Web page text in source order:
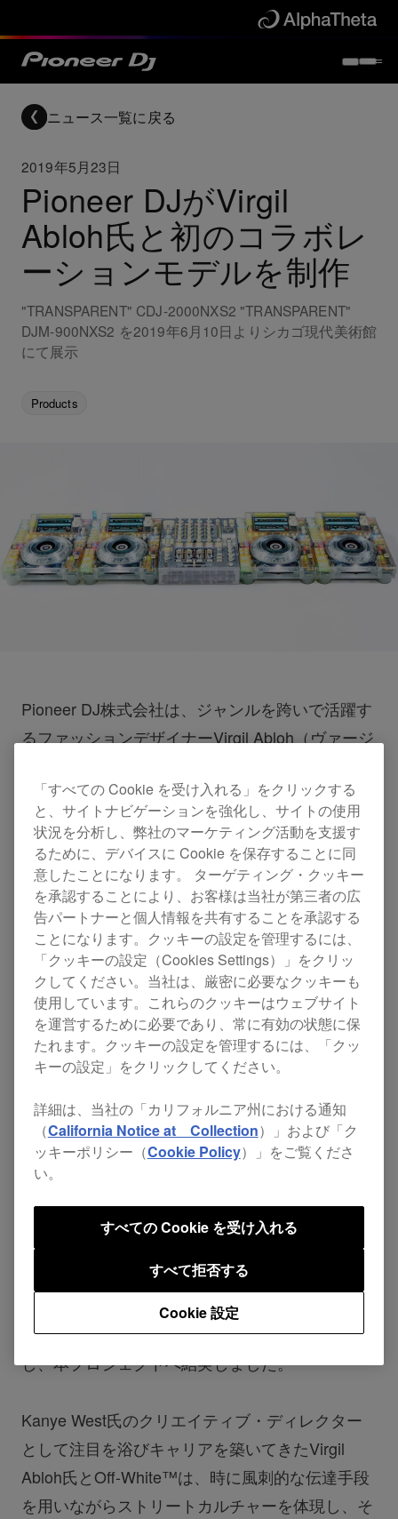
ニュース一覧に戻る
2019年5月23日
Pioneer DJがVirgil
Abloh氏と初のコラボレ
ーションモデルを制作
"TRANSPARENT" CDJ-2000NXS2 "TRANSPARENT"
DJM-900NXS2 を‪2019年6月10日よりシカゴ現代美術館
にて展示‬‬‬‬‬‬‬‬‬‬‬
Products
Pioneer DJ株式会社は、ジャンルを跨いで活躍す
るファッションデザイナーVirgil Abloh（ヴァージ
クト「Pioneer DJ c/o Virgil Abloh™」を実施しま
す。 ‪2019年6月10日からMuseum of
Contemporary Art Chicago（シカゴ現代美術館）
にて開催される”Figures of Speech”において、共
同制作した「"TRANSPARENT" CDJ-
2000NXS2」「"TRANSPARENT" DJM-
900NXS2」を展示します。”Figures of
Speech”は、音楽・ファッション・建築に至る
Virgil Abloh氏のキャリアを総括する初の美術館個
展です。
Off-White™の創設者であり、新たにLOUIS
VUITTONのメンズアーティスティックディレク
ターに任命されたVirgil Abloh氏は、既存の価値観
ァッション・クリエイティブアートなど幅広い分
野で活躍しています。ジャンルの境界線を大胆に
超越し、さらにその隙間をも埋めていくVirgil
Abloh氏のクリエイションが「音楽のもたらす団
結と調和」を探求するPioneer DJの意思と共鳴
し、本プロジェクトへ結実しました。
Kanye West氏のクリエイティブ・ディレクター
として注目を浴びキャリアを築いてきたVirgil
Abloh氏とOff-White™は、時に風刺的な伝達手段
を用いながらストリートカルチャーを体現し、そ
「すべての Cookie を受け入れる」をクリックする
と、サイトナビゲーションを強化し、サイトの使用
状況を分析し、弊社のマーケティング活動を支援す
るために、デバイスに Cookie を保存することに同
意したことになります。 ターゲティング・クッキー
を承認することにより、お客様は当社が第三者の広
告パートナーと個人情報を共有することを承認する
ことになります。クッキーの設定を管理するには、
「クッキーの設定（Cookies Settings）」をクリッ
クしてください。当社は、厳密に必要なクッキーも
使用しています。これらのクッキーはウェブサイト
を運営するために必要であり、常に有効の状態に保
たれます。クッキーの設定を管理するには、「クッ
キーの設定」をクリックしてください。
詳細は、当社の「カリフォルニア州における通知
（California Notice at Collection）」および「ク
ッキーポリシー（Cookie Policy）」をご覧くださ
い。
Cookie 設定
すべて拒否する
すべての Cookie を受け入れる